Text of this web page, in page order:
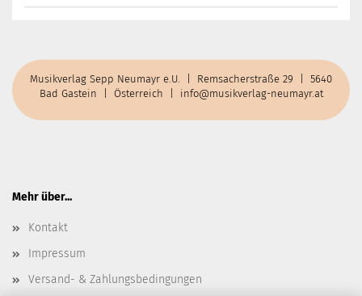
Musikverlag Sepp Neumayr e.U. | Remsacherstraße 29 | 5640
Bad Gastein | Österreich |
info@musikverlag-neumayr.at
Mehr über...
Kontakt
Impressum
Versand- & Zahlungsbedingungen